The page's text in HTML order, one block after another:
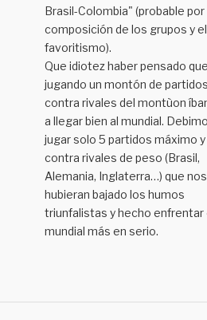
Brasil-Colombia" (probable por
composición de los grupos y el
favoritismo).
Que idiotez haber pensado
jugando un montón de
contra rivales del montùon
a llegar bien al mundial.
jugar solo 5 partidos máximo y
contra rivales de peso (Brasil,
Alemania, Inglaterra…) que nos
hubieran bajado los humos
triunfalistas y hecho enfrentar
mundial más en serio.